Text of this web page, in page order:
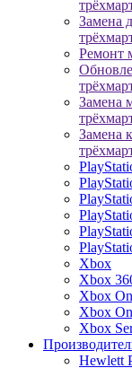
Замена
Ремонт
Замена
Замена
Xbox
Xbox
Xbox
Xbox
Xbox
Hewlett